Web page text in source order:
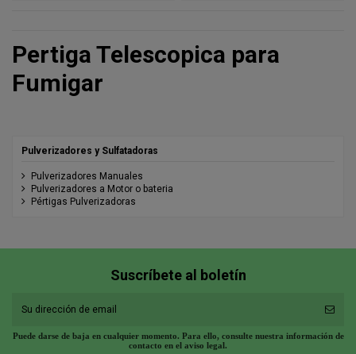
Pertiga Telescopica para
Fumigar
Pulverizadores y Sulfatadoras
Pulverizadores Manuales
Pulverizadores a Motor o bateria
Pértigas Pulverizadoras
Suscríbete al boletín
Puede darse de baja en cualquier momento. Para ello, consulte nuestra información de
contacto en el aviso legal.